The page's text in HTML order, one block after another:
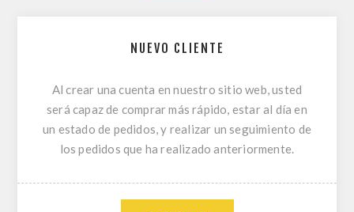
NUEVO CLIENTE
Al crear una cuenta en nuestro sitio web, usted
será capaz de comprar más rápido, estar al día en
un estado de pedidos, y realizar un seguimiento de
los pedidos que ha realizado anteriormente.